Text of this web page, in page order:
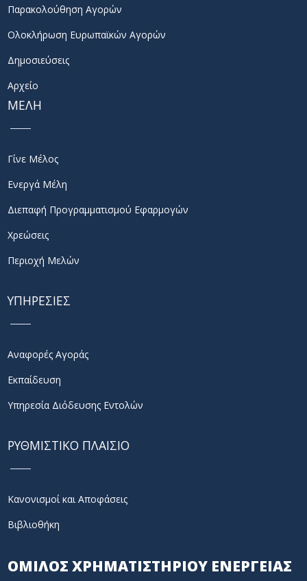
Παρακολούθηση Αγορών
Ολοκλήρωση Ευρωπαϊκών Αγορών
Δημοσιεύσεις
Αρχείο
ΜΕΛΗ
Γίνε Μέλος
Ενεργά Μέλη
Διεπαφή Προγραμματισμού Εφαρμογών
Χρεώσεις
Περιοχή Μελών
ΥΠΗΡΕΣΙΕΣ
Αναφορές Αγοράς
Εκπαίδευση
Υπηρεσία Διόδευσης Εντολών
ΡΥΘΜΙΣΤΙΚΟ ΠΛΑΙΣΙΟ
Κανονισμοί και Αποφάσεις
Βιβλιοθήκη
ΟΜΙΛΟΣ ΧΡΗΜΑΤΙΣΤΗΡΙΟΥ ΕΝΕΡΓΕΙΑΣ